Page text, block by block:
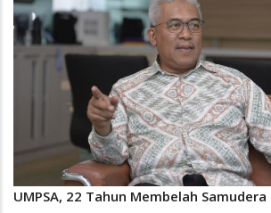
UMPSA, 22 Tahun Membelah Samudera